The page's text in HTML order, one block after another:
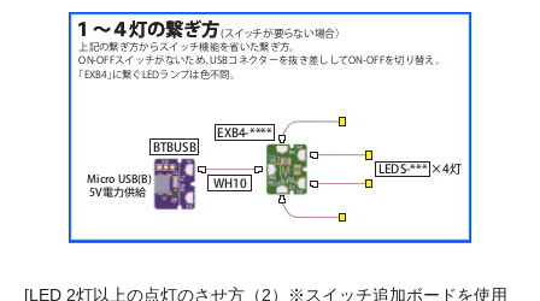
[LED 2灯以上の点灯のさせ方（2）※スイッチ追加ボードを使用